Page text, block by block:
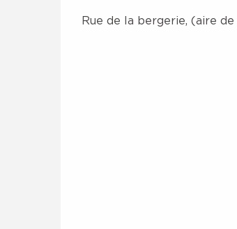
Rue de la bergerie, (aire de